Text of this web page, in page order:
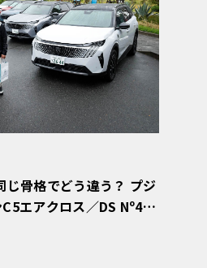
じ骨格でどう違う？ プジ
エアクロス／DS Nº4